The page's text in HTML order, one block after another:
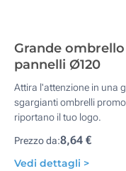
Grande
pannelli Ø120
Attira l'attenzione in una
sgargianti ombrelli
riportano il tuo logo.
Prezzo da:8,64 €
Vedi dettagli >